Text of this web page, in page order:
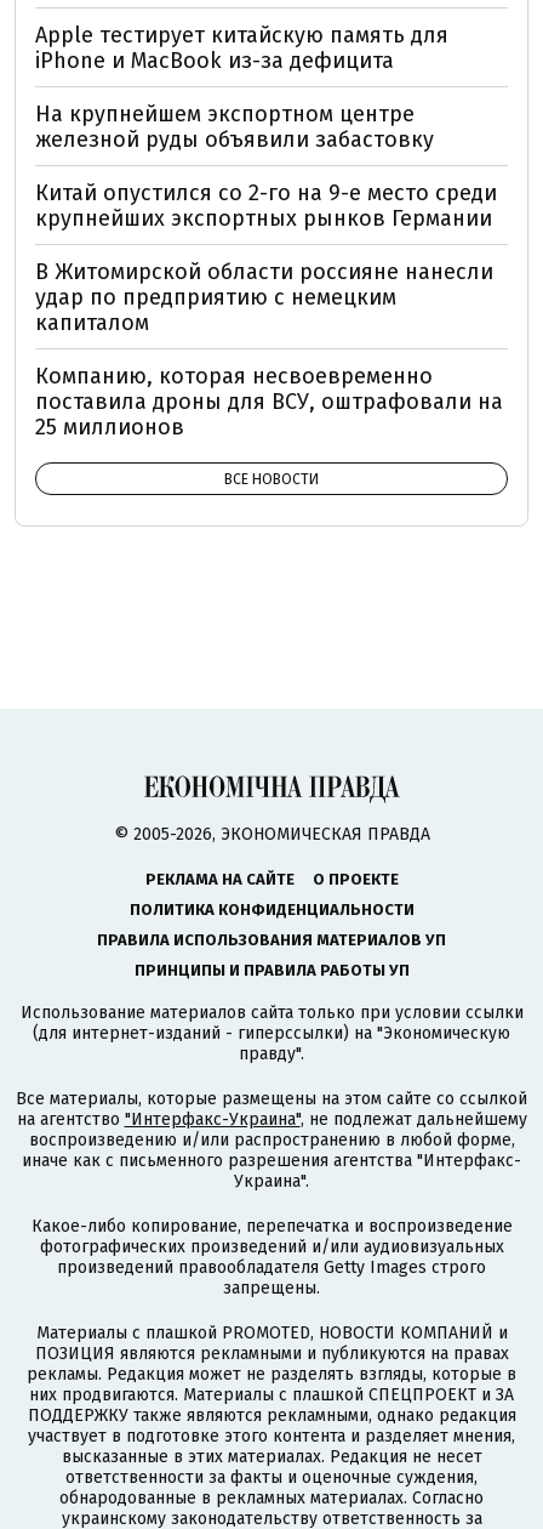
Apple тестирует китайскую память для
iPhone и MacBook из-за дефицита
На крупнейшем экспортном центре
железной руды объявили забастовку
Китай опустился со 2-го на 9-е место среди
крупнейших экспортных рынков Германии
В Житомирской области россияне нанесли
удар по предприятию с немецким
капиталом
Компанию, которая несвоевременно
поставила дроны для ВСУ, оштрафовали на
25 миллионов
ВСЕ НОВОСТИ
© 2005-2026, ЭКОНОМИЧЕСКАЯ ПРАВДА
РЕКЛАМА НА САЙТЕ
О ПРОЕКТЕ
ПОЛИТИКА КОНФИДЕНЦИАЛЬНОСТИ
ПРАВИЛА ИСПОЛЬЗОВАНИЯ МАТЕРИАЛОВ УП
ПРИНЦИПЫ И ПРАВИЛА РАБОТЫ УП
Использование материалов сайта только при условии ссылки
(для интернет-изданий - гиперссылки) на "Экономическую
правду".
Все материалы, которые размещены на этом сайте со ссылкой
на агентство "Интерфакс-Украина", не подлежат дальнейшему
воспроизведению и/или распространению в любой форме,
иначе как с письменного разрешения агентства "Интерфакс-
Украина".
Какое-либо копирование, перепечатка и воспроизведение
фотографических произведений и/или аудиовизуальных
произведений правообладателя Getty Images строго
запрещены.
Материалы с плашкой PROMOTED, НОВОСТИ КОМПАНИЙ и
ПОЗИЦИЯ являются рекламными и публикуются на правах
рекламы. Редакция может не разделять взгляды, которые в
них продвигаются. Материалы с плашкой СПЕЦПРОЕКТ и ЗА
ПОДДЕРЖКУ также являются рекламными, однако редакция
участвует в подготовке этого контента и разделяет мнения,
высказанные в этих материалах. Редакция не несет
ответственности за факты и оценочные суждения,
обнародованные в рекламных материалах. Согласно
украинскому законодательству ответственность за